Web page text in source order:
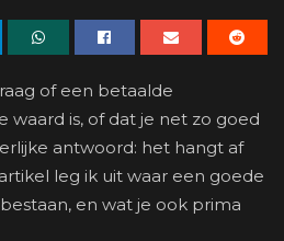
of een betaalde
waard is, of dat je net zo goed
antwoord: het hangt af
leg ik uit waar een goede
en wat je ook prima